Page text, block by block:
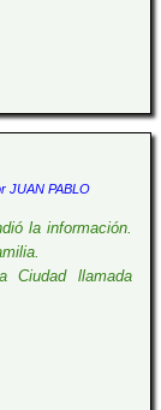
JUAN PABLO
la información.
Ciudad llamada